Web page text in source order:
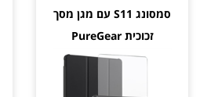
סמסונג S11 עם מגן מסך
זכוכית PureGear